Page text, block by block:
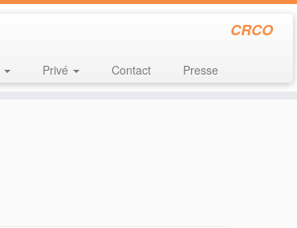
CRCO
Privé Contact Presse